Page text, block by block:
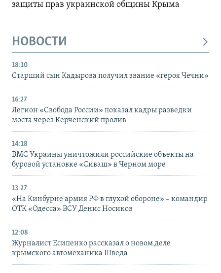
защиты прав украинской общины Крыма
НОВОСТИ
18:10
Старший сын Кадырова получил звание «героя Чечни»
16:27
Легион «Свобода России» показал кадры разведки
моста через Керченский пролив
14:18
ВМС Украины уничтожили российские объекты на
буровой установке «Сиваш» в Черном море
13:27
«На Кинбурне армия РФ в глухой обороне» – командир
ОТК «Одесса» ВСУ Денис Носиков
12:08
Журналист Есипенко рассказал о новом деле
крымского автомеханика Шведа